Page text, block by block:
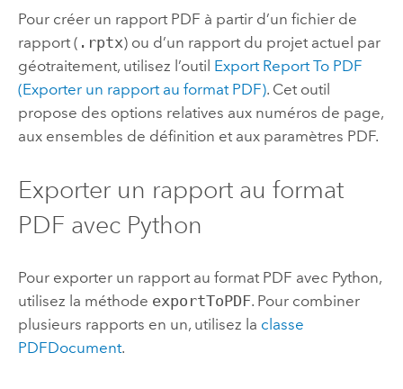
Pour créer un rapport PDF à partir d’un fichier de
rapport ( .rptx) ou d’un rapport du projet actuel par
géotraitement, utilisez l’outil Export Report To PDF
(Exporter un rapport au format PDF). Cet outil
propose des options relatives aux numéros de page,
aux ensembles de définition et aux paramètres PDF.
Exporter un rapport au format
PDF avec Python
Pour exporter un rapport au format PDF avec Python,
utilisez la méthode exportToPDF. Pour combiner
plusieurs rapports en un, utilisez la classe
PDFDocument.